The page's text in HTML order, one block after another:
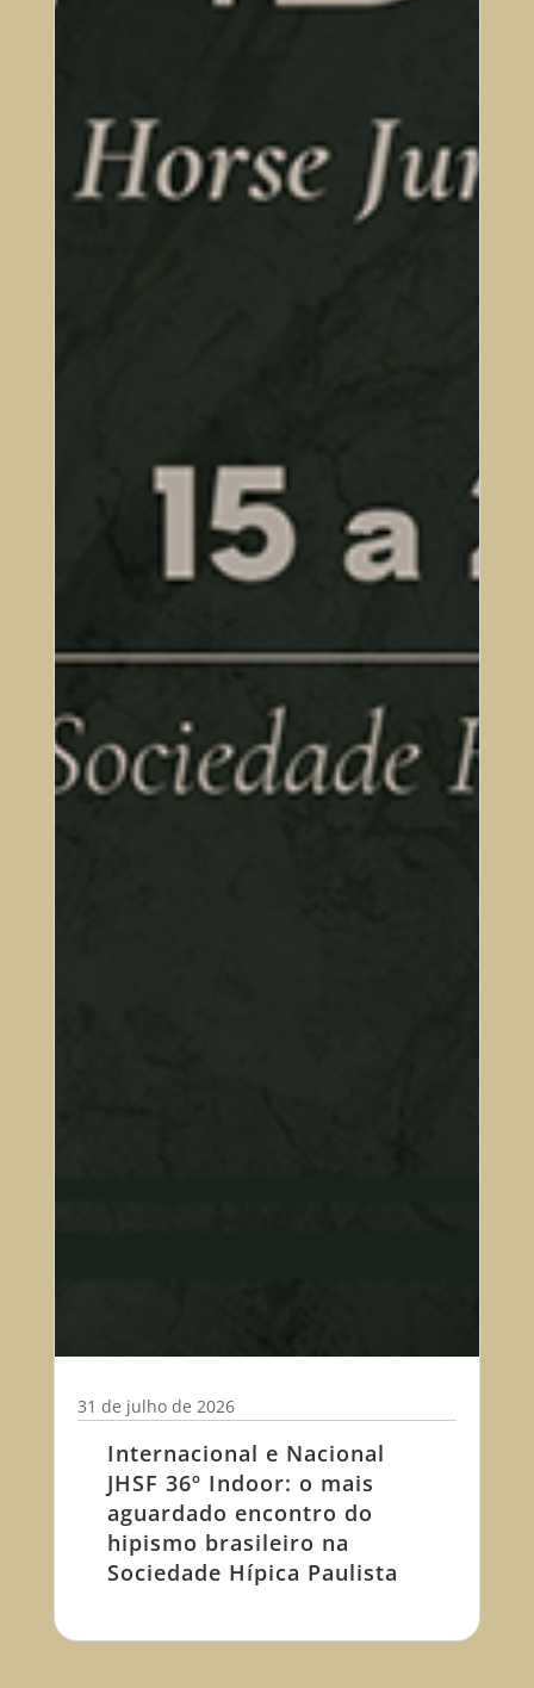
Internacional e Nacional
JHSF 36º Indoor: o mais
aguardado encontro do
hipismo brasileiro na
Sociedade Hípica Paulista
31 de julho de 2026